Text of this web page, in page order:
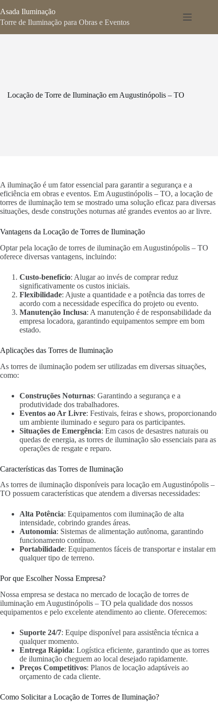
para
o
Asada Iluminação
Torre de Iluminação para Obras e Eventos
Locação de Torre de Iluminação em Augustinópolis – TO
A iluminação é um fator essencial para garantir a segurança e a
eficiência em obras e eventos. Em Augustinópolis – TO, a locação de
torres de iluminação tem se mostrado uma solução eficaz para diversas
situações, desde construções noturnas até grandes eventos ao ar livre.
Vantagens da Locação de Torres de Iluminação
Optar pela locação de torres de iluminação em Augustinópolis – TO
oferece diversas vantagens, incluindo:
Custo-benefício: Alugar ao invés de comprar reduz
significativamente os custos iniciais.
Flexibilidade: Ajuste a quantidade e a potência das torres de
acordo com a necessidade específica do projeto ou evento.
Manutenção Inclusa: A manutenção é de responsabilidade da
empresa locadora, garantindo equipamentos sempre em bom
estado.
Aplicações das Torres de Iluminação
As torres de iluminação podem ser utilizadas em diversas situações,
como:
Construções Noturnas: Garantindo a segurança e a
produtividade dos trabalhadores.
Eventos ao Ar Livre: Festivais, feiras e shows, proporcionando
um ambiente iluminado e seguro para os participantes.
Situações de Emergência: Em casos de desastres naturais ou
quedas de energia, as torres de iluminação são essenciais para as
operações de resgate e reparo.
Características das Torres de Iluminação
As torres de iluminação disponíveis para locação em Augustinópolis –
TO possuem características que atendem a diversas necessidades:
Alta Potência: Equipamentos com iluminação de alta
intensidade, cobrindo grandes áreas.
Autonomia: Sistemas de alimentação autônoma, garantindo
funcionamento contínuo.
Portabilidade: Equipamentos fáceis de transportar e instalar em
qualquer tipo de terreno.
Por que Escolher Nossa Empresa?
Nossa empresa se destaca no mercado de locação de torres de
iluminação em Augustinópolis – TO pela qualidade dos nossos
equipamentos e pelo excelente atendimento ao cliente. Oferecemos:
Suporte 24/7: Equipe disponível para assistência técnica a
qualquer momento.
Entrega Rápida: Logística eficiente, garantindo que as torres
de iluminação cheguem ao local desejado rapidamente.
Preços Competitivos: Planos de locação adaptáveis ao
orçamento de cada cliente.
Como Solicitar a Locação de Torres de Iluminação?